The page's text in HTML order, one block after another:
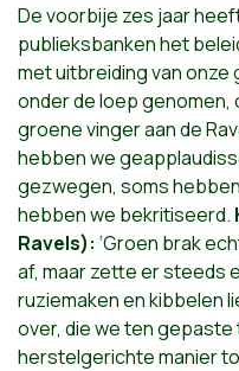
De voorbije zes jaar
publieksbanken het
met uitbreiding van
onder de loep
groene vinger aan de
hebben we
gezwegen, soms
hebben we bekritiseerd.
Ravels): ‘Groen brak
af, maar zette er steeds
ruziemaken en kibbelen
over, die we ten
herstelgerichte manier